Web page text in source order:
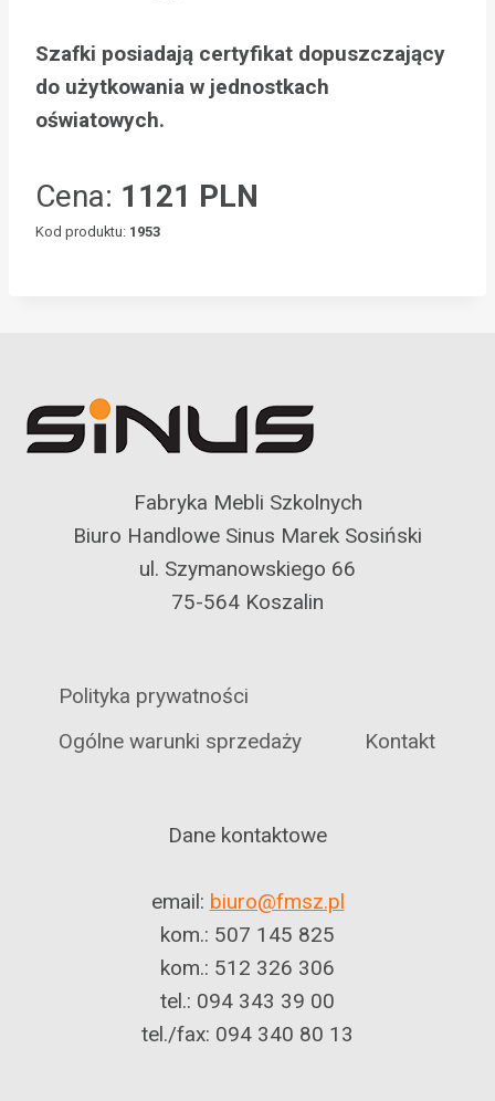
Szafki posiadają certyfikat dopuszczający
do użytkowania w jednostkach
oświatowych.
Cena: 1121 PLN
Kod produktu: 1953
Fabryka Mebli Szkolnych
Biuro Handlowe Sinus Marek Sosiński
ul. Szymanowskiego 66
75-564 Koszalin
Polityka prywatności
Ogólne warunki sprzedaży
Kontakt
Dane kontaktowe
email: biuro@fmsz.pl
kom.: 507 145 825
kom.: 512 326 306
tel.: 094 343 39 00
tel./fax: 094 340 80 13